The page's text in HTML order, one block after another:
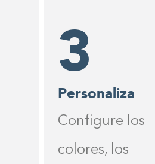
3
Personaliza
Configure los
colores, los